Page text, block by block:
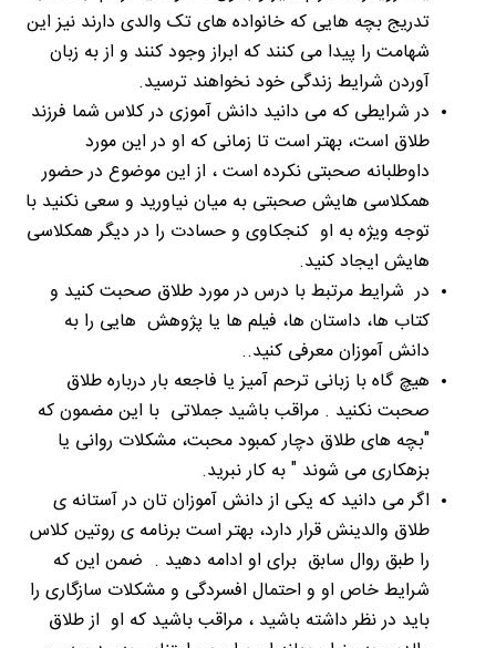
تدریج بچه هایی که خانواده های تک والدی دارند نیز این
شهامت را پیدا می کنند که ابراز وجود کنند و از به زبان
آوردن شرایط زندگی خود نخواهند ترسید.
در شرایطی که می دانید دانش آموزی در کلاس شما فرزند
طلاق است، بهتر است تا زمانی که او در این مورد
داوطلبانه صحبتی نکرده است ، از این موضوع در حضور
همکلاسی هایش صحبتی به میان نیاورید و سعی نکنید با
توجه ویژه به او کنجکاوی و حسادت را در دیگر همکلاسی
هایش ایجاد کنید.
در شرایط مرتبط با درس در مورد طلاق صحبت کنید و
کتاب ها، داستان ها، فیلم ها یا پژوهش هایی را به
دانش آموزان معرفی کنید..
هیچ گاه با زبانی ترحم آمیز یا فاجعه بار درباره طلاق
صحبت نکنید . مراقب باشید جملاتی با این مضمون که
"بچه های طلاق دچار کمبود محبت، مشکلات روانی یا
بزهکاری می شوند " به کار نبرید.
اگر می دانید که یکی از دانش آموزان تان در آستانه ی
طلاق والدینش قرار دارد، بهتر است برنامه ی روتین کلاس
را طبق روال سابق برای او ادامه دهید . ضمن این که
شرایط خاص او و احتمال افسردگی و مشکلات سازگاری را
باید در نظر داشته باشید ، مراقب باشید که او از طلاق